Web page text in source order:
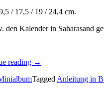
/ 17,5 / 19 / 24,4 cm.
den Kalender in Saharasand
reading „Die
für
→
Tagged Anleitung in